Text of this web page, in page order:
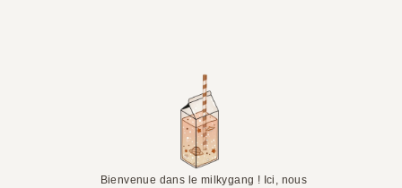
Bienvenue dans le milkygang ! Ici, nous